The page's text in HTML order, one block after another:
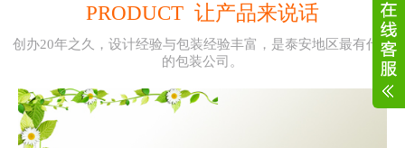
PRODUCT 让产品来说话
创办20年之久，设计经验与包装经验丰富，是泰安地区最有代表
的包装公司。